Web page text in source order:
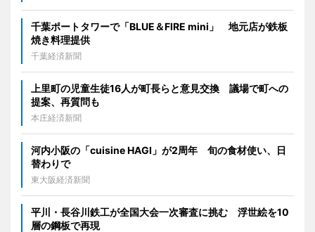
千葉ポートタワーで「BLUE＆FIRE mini」 地元店が鉄板
焼き料理提供
千葉経済新聞
上里町の児童生徒16人が町長らと意見交換 議場で町への
提案、再質問も
本庄経済新聞
河内小阪の「cuisine HAGI」が2周年 旬の食材使い、日
替わりで
東大阪経済新聞
平川・長谷川鉄工が全国大会一次審査に挑む 浮世絵を10
層の鋼板で再現